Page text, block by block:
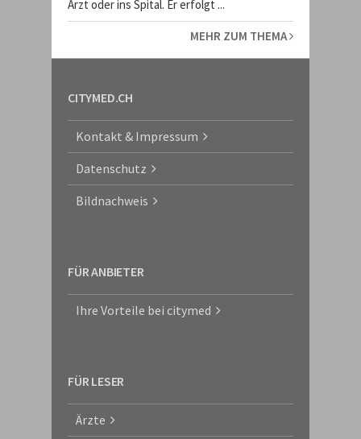
Arzt oder ins Spital. Er erfolgt ...
MEHR ZUM THEMA
CITYMED.CH
Kontakt & Impressum
Datenschutz
Bildnachweis
FÜR ANBIETER
Ihre Vorteile bei citymed
FÜR LESER
Ärzte